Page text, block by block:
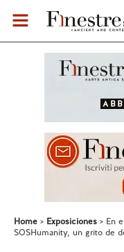
Home Exposiciones
En
SOSHumanity, un grito de